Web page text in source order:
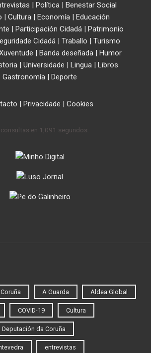
| Política| Benestar Social
| Cultura | Economía | Educación
| Participación Cidadá| Patrimonio
Cidadá | Traballo | Turismo
| Banda deseñada | Humor
| Universidade | Lingua| Libros
Gastronomía | Deporte
| Privacidade | Cookies
en 1,091 segundos.
A Guarda Aldea Global
COVID-19 Cultura
Deputación da Coruña
entrevistas